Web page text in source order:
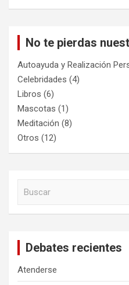
No te pierdas
Autoayuda y Realización
Celebridades (4)
Libros (6)
Mascotas (1)
Meditación (8)
Otros (12)
Debates recientes
Atenderse